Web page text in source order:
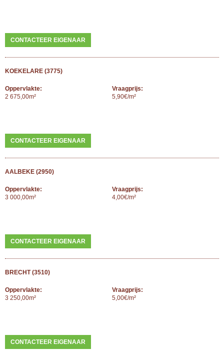
CONTACTEER EIGENAAR
KOEKELARE (3775)
Oppervlakte:
2 675,00m²
Vraagprijs:
5,90€/m²
CONTACTEER EIGENAAR
AALBEKE (2950)
Oppervlakte:
3 000,00m²
Vraagprijs:
4,00€/m²
CONTACTEER EIGENAAR
BRECHT (3510)
Oppervlakte:
3 250,00m²
Vraagprijs:
5,00€/m²
CONTACTEER EIGENAAR